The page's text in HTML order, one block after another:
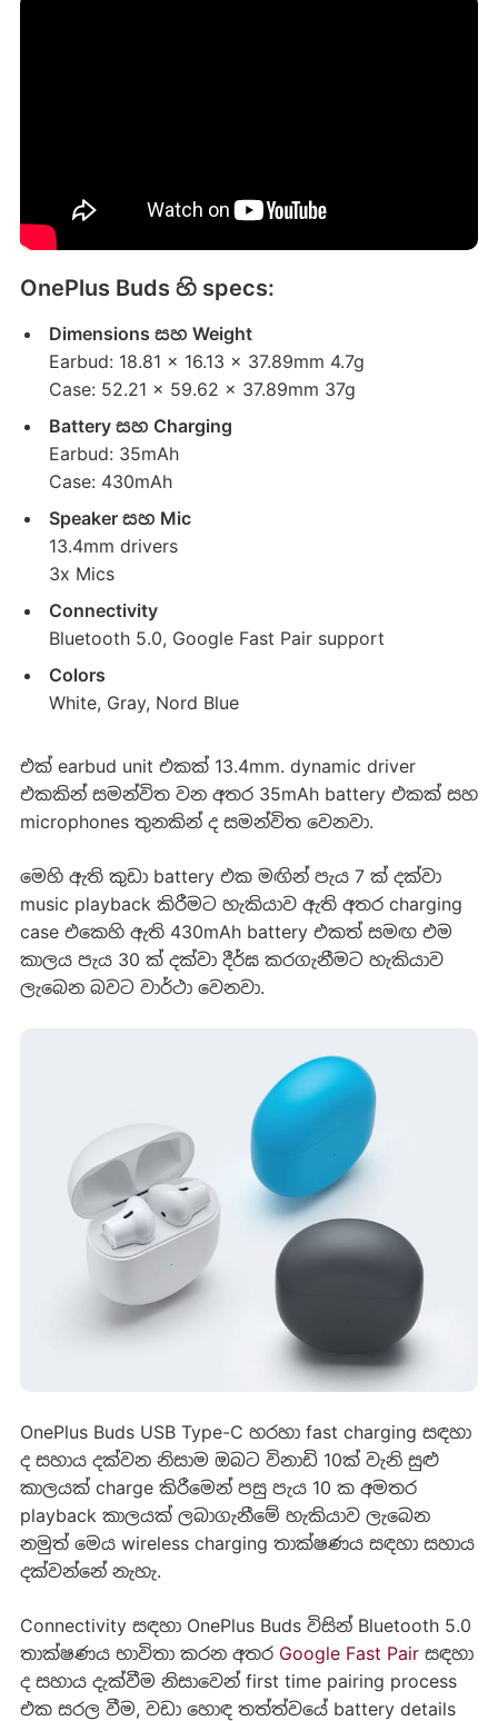
OnePlus Buds හි specs:
Dimensions සහ Weight
Earbud: 18.81 x 16.13 x 37.89mm 4.7g
Case: 52.21 x 59.62 x 37.89mm 37g
Battery සහ Charging
Earbud: 35mAh
Case: 430mAh
Speaker සහ Mic
13.4mm drivers
3x Mics
Connectivity
Bluetooth 5.0, Google Fast Pair support
Colors
White, Gray, Nord Blue
එක් earbud unit එකක් 13.4mm. dynamic driver
එකකින් සමන්විත වන අතර 35mAh battery එකක් සහ
microphones තුනකින් ද සමන්විත වෙනවා.
මෙහි ඇති කුඩා battery එක මඟින් පැය 7 ක් දක්වා
music playback කිරීමට හැකියාව ඇති අතර charging
case එකෙහි ඇති 430mAh battery එකත් සමඟ එම
කාලය පැය 30 ක් දක්වා දීර්ඝ කරගැනීමට හැකියාව
ලැබෙන බවට වාර්ථා වෙනවා.
OnePlus Buds USB Type-C හරහා fast charging සඳහා
ද සහාය දක්වන නිසාම ඔබට විනාඩි 10ක් වැනි සුළු
කාලයක් charge කිරීමෙන් පසු පැය 10 ක අමතර
playback කාලයක් ලබාගැනීමේ හැකියාව ලැබෙන
නමුත් මෙය wireless charging තාක්ෂණය සඳහා සහාය
දක්වන්නේ නැහැ.
Connectivity සඳහා OnePlus Buds විසින් Bluetooth 5.0
තාක්ෂණය භාවිතා කරන අතර Google Fast Pairසඳහා
ද සහාය දැක්වීම නිසාවෙන් first time pairing process
එක සරල වීම, වඩා හොඳ තත්ත්වයේ battery details